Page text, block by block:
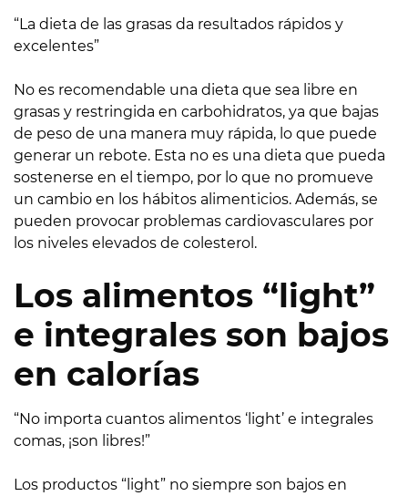
“La dieta de las grasas da resultados rápidos y
excelentes”
No es recomendable una dieta que sea libre en
grasas y restringida en carbohidratos, ya que bajas
de peso de una manera muy rápida, lo que puede
generar un rebote. Esta no es una dieta que pueda
sostenerse en el tiempo, por lo que no promueve
un cambio en los hábitos alimenticios. Además, se
pueden provocar problemas cardiovasculares por
los niveles elevados de colesterol.
Los alimentos “light”
e integrales son bajos
en calorías
“No importa cuantos alimentos ‘light’ e integrales
comas, ¡son libres!”
Los productos “light” no siempre son bajos en